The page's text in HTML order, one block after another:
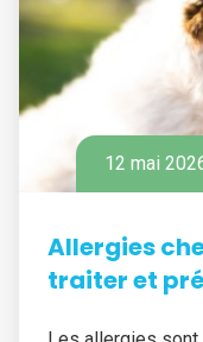
12 mai
Allergies
traiter et